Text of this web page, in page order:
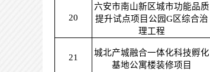
20
六安市南山新区城市功能品质
提升试点项目公园G区综合治
理工程
21
城北产城融合一体化科技孵化
基地公寓楼装修项目